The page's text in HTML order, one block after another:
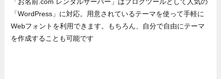
「お名前.com レンタルサーバー」はブログツールとして人気の
「WordPress」に対応。用意されているテーマを使って手軽に
Webフォントを利用できます。もちろん、自分で自由にテーマ
を作成することも可能です